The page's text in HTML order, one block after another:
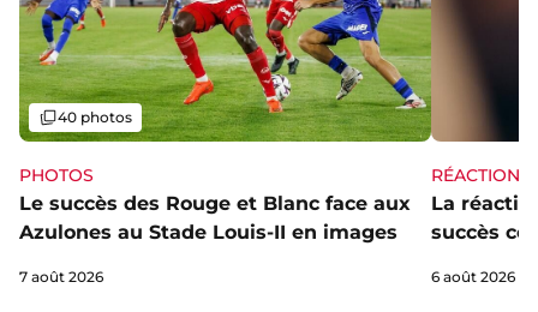
PHOTOS
Le succès des Rouge et Blanc face aux
Azulones au Stade Louis-II en images
Galerie
40 photos
7 août 2026
RÉACTIONS
La
succès
6 août 2026